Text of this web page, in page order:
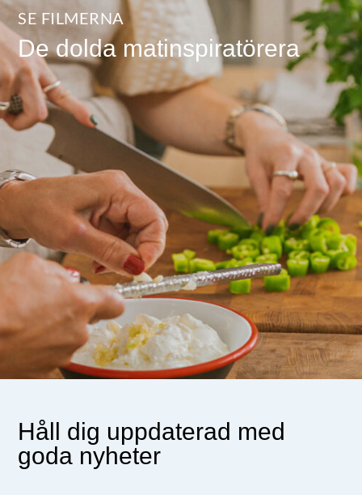
SE FILMERNA
De dolda matinspiratörera
Håll dig uppdaterad med
goda nyheter